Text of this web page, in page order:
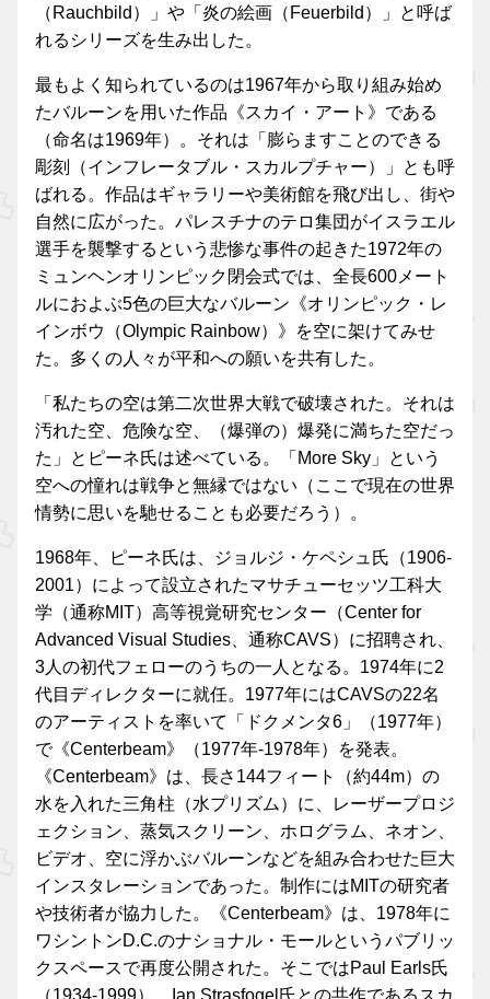
（Rauchbild）」や「炎の絵画（Feuerbild）」と呼ば
れるシリーズを生み出した。
最もよく知られているのは1967年から取り組み始め
たバルーンを用いた作品《スカイ・アート》である
（命名は1969年）。それは「膨らますことのできる
彫刻（インフレータブル・スカルプチャー）」とも呼
ばれる。作品はギャラリーや美術館を飛び出し、街や
自然に広がった。パレスチナのテロ集団がイスラエル
選手を襲撃するという悲惨な事件の起きた1972年の
ミュンヘンオリンピック閉会式では、全長600メート
ルにおよぶ5色の巨大なバルーン《オリンピック・レ
インボウ（Olympic Rainbow）》を空に架けてみせ
た。多くの人々が平和への願いを共有した。
「私たちの空は第二次世界大戦で破壊された。それは
汚れた空、危険な空、（爆弾の）爆発に満ちた空だっ
た」とピーネ氏は述べている。「More Sky」という
空への憧れは戦争と無縁ではない（ここで現在の世界
情勢に思いを馳せることも必要だろう）。
1968年、ピーネ氏は、ジョルジ・ケペシュ氏（1906-
2001）によって設立されたマサチューセッツ工科大
学（通称MIT）高等視覚研究センター（Center for
Advanced Visual Studies、通称CAVS）に招聘され、
3人の初代フェローのうちの一人となる。1974年に2
代目ディレクターに就任。1977年にはCAVSの22名
のアーティストを率いて「ドクメンタ6」（1977年）
で《Centerbeam》（1977年-1978年）を発表。
《Centerbeam》は、長さ144フィート（約44m）の
水を入れた三角柱（水プリズム）に、レーザープロジ
ェクション、蒸気スクリーン、ホログラム、ネオン、
ビデオ、空に浮かぶバルーンなどを組み合わせた巨大
インスタレーションであった。制作にはMITの研究者
や技術者が協力した。《Centerbeam》は、1978年に
ワシントンD.C.のナショナル・モールというパブリッ
クスペースで再度公開された。そこではPaul Earls氏
（1934-1999）、Ian Strasfogel氏との共作であるスカ